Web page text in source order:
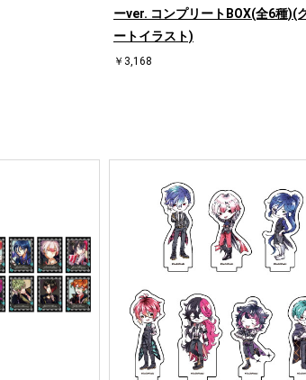
ーver. コンプリートBOX(全6種)(
ートイラスト)
￥3,168